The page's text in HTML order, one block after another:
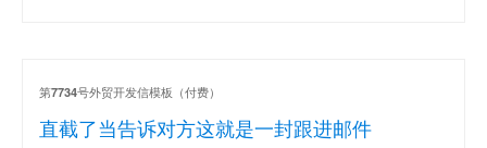
直截了当告诉对方这就是一封跟进邮件
第7734号外贸开发信模板（付费）